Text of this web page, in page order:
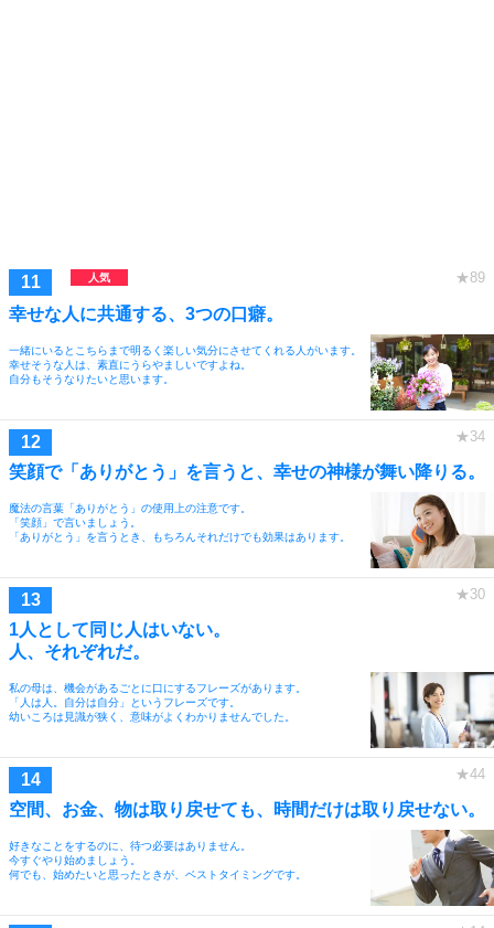
幸せな人に共通する、3つの口癖。
一緒にいるとこちらまで明るく楽しい気分にさせてくれる人がいます。
幸せそうな人は、素直にうらやましいですよね。
自分もそうなりたいと思います。
笑顔で「ありがとう」を言うと、幸せの神様が舞い降りる。
魔法の言葉「ありがとう」の使用上の注意です。
「笑顔」で言いましょう。
「ありがとう」を言うとき、もちろんそれだけでも効果はあります。
1人として同じ人はいない。
人、それぞれだ。
私の母は、機会があるごとに口にするフレーズがあります。
「人は人。自分は自分」というフレーズです。
幼いころは見識が狭く、意味がよくわかりませんでした。
空間、お金、物は取り戻せても、時間だけは取り戻せない。
好きなことをするのに、待つ必要はありません。
今すぐやり始めましょう。
何でも、始めたいと思ったときが、ベストタイミングです。